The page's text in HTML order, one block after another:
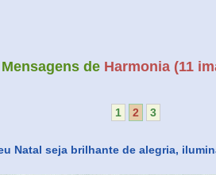
de Harmonia (11
1 2 3
Natal seja brilhante de alegria,